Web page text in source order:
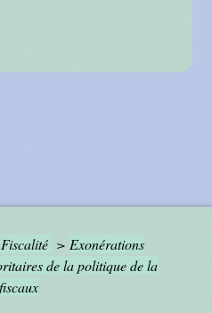
Fiscalité > Exonérations
de la politique de la